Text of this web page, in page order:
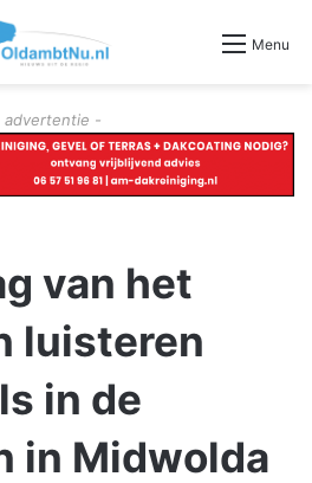
Menu
advertentie -
van het
luisteren
in de
in Midwolda